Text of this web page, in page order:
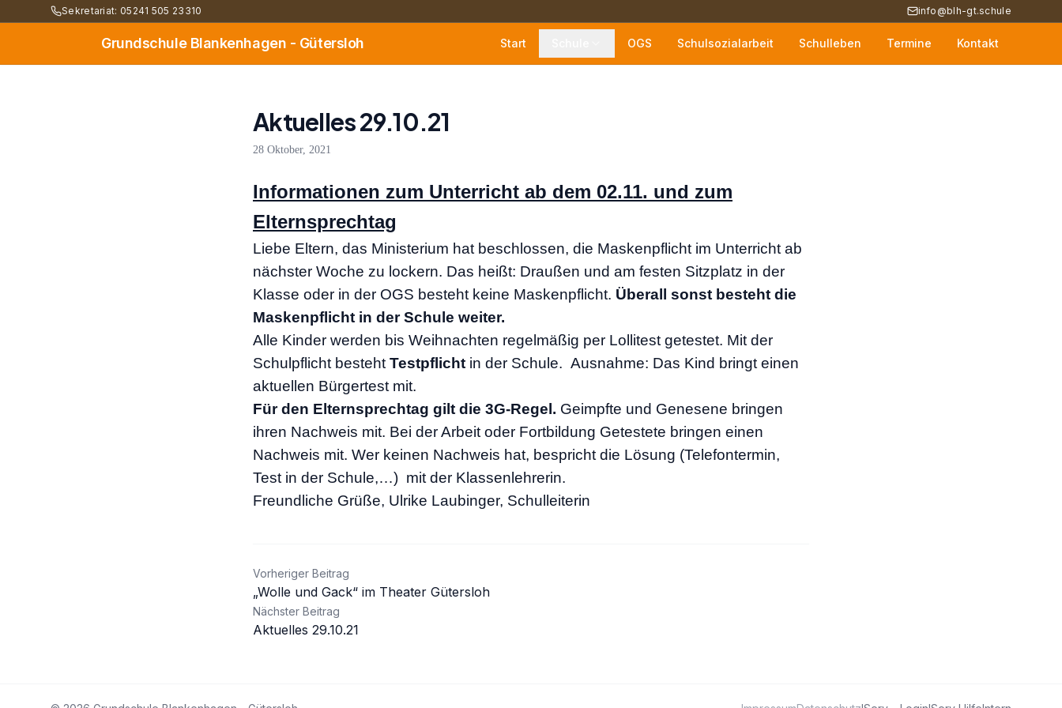
Sekretariat: 05241 505 23310 info@blh-gt.schule
Grundschule Blankenhagen - Gütersloh Start OGS Schulsozialarbeit Schulleben Termine Kontakt
Aktuelles 29.10.21
28 Oktober, 2021
Informationen zum Unterricht ab dem 02.11. und zum
Elternsprechtag
Liebe Eltern, das Ministerium hat beschlossen, die Maskenpflicht im Unterricht ab
nächster Woche zu lockern. Das heißt: Draußen und am festen Sitzplatz in der
Klasse oder in der OGS besteht keine Maskenpflicht. Überall sonst besteht die
Maskenpflicht in der Schule weiter.
Alle Kinder werden bis Weihnachten regelmäßig per Lollitest getestet. Mit der
Schulpflicht besteht Testpflicht in der Schule. Ausnahme: Das Kind bringt einen
aktuellen Bürgertest mit.
Für den Elternsprechtag gilt die 3G-Regel. Geimpfte und Genesene bringen
ihren Nachweis mit. Bei der Arbeit oder Fortbildung Getestete bringen einen
Nachweis mit. Wer keinen Nachweis hat, bespricht die Lösung (Telefontermin,
Test in der Schule,…) mit der Klassenlehrerin.
Freundliche Grüße, Ulrike Laubinger, Schulleiterin
Beitragsnavigation
Vorheriger Beitrag
„Wolle und Gack“ im Theater Gütersloh
Nächster Beitrag
Aktuelles 29.10.21